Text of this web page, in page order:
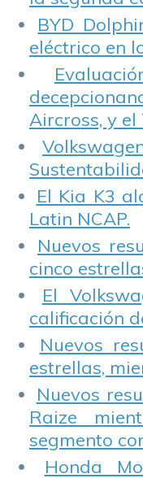
BYD
eléctrico en
Aircross, y
El Kia K3
Latin NCAP.
Nuevos
cinco
El
calificación
Nuevos
estrellas,
Nuevos
Raize
segmento
Honda